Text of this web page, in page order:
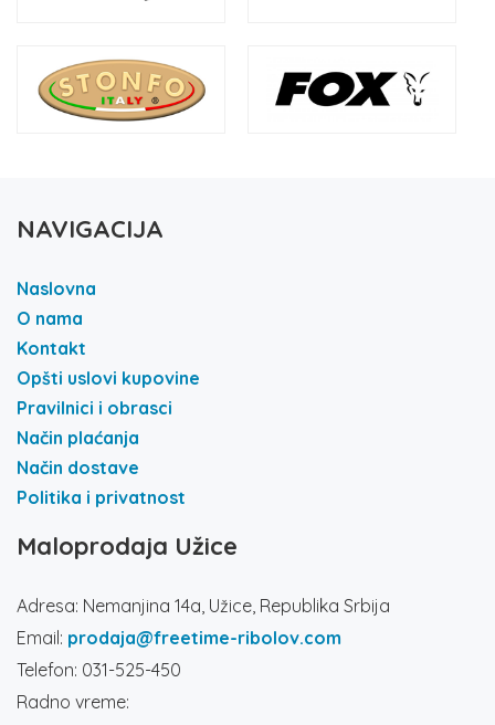
NAVIGACIJA
Naslovna
O nama
Kontakt
Opšti uslovi kupovine
Pravilnici i obrasci
Način plaćanja
Način dostave
Politika i privatnost
Maloprodaja Užice
Adresa: Nemanjina 14a, Užice, Republika Srbija
Email: prodaja@freetime-ribolov.com
Telefon: 031-525-450
Radno vreme: